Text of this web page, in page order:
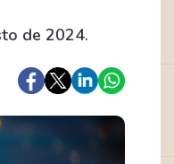
Criptomoedas
Bitcoin
Ethereum
Binance Coin - BNB
de 2024.